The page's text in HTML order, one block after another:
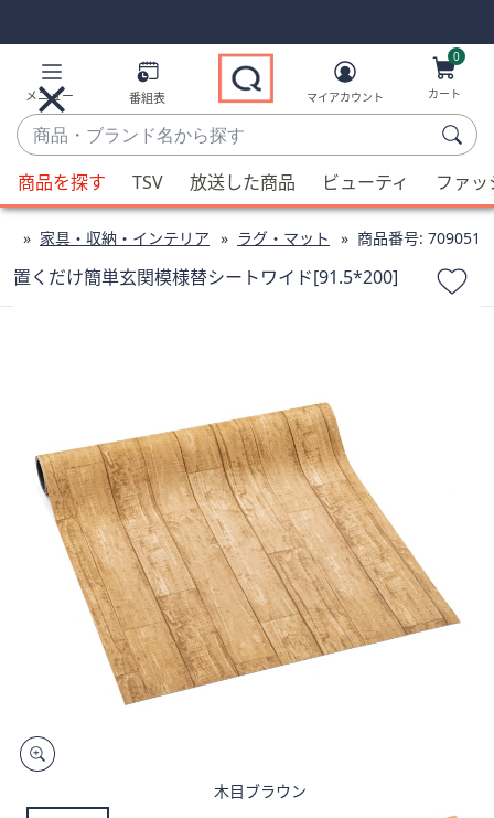
Links
Links2
メニュー 番組表
商
品・
ブ
ラ
ン
名
候
補
利
用
チ
デ
バ
マイアカウント
0
カート
商品を探す TSV 放送した商品 ビューティ ファ
家具・収納・インテリア ラグ・マット 商品番号: 709051
置くだけ簡単玄関模様替シートワイド[91.5*200]
木目ブラウン